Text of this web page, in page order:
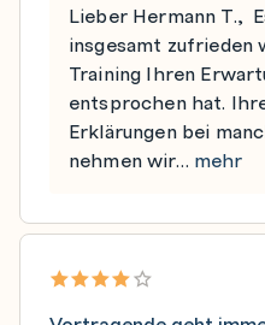
Lieber Hermann T.,
insgesamt zufrieden
Training Ihren
entsprochen hat.
Erklärungen bei
nehmen wir… mehr